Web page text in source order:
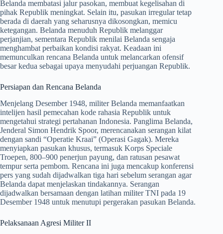
Belanda membatasi jalur pasokan, membuat kegelisahan di
pihak Republik meningkat. Selain itu, pasukan irregular tetap
berada di daerah yang seharusnya dikosongkan, memicu
ketegangan. Belanda menuduh Republik melanggar
perjanjian, sementara Republik menilai Belanda sengaja
menghambat perbaikan kondisi rakyat. Keadaan ini
memunculkan rencana Belanda untuk melancarkan ofensif
besar kedua sebagai upaya menyudahi perjuangan Republik.
Persiapan dan Rencana Belanda
Menjelang Desember 1948, militer Belanda memanfaatkan
intelijen hasil pemecahan kode rahasia Republik untuk
mengetahui strategi pertahanan Indonesia. Panglima Belanda,
Jenderal Simon Hendrik Spoor, merencanakan serangan kilat
dengan sandi “Operatie Kraai” (Operasi Gagak). Mereka
menyiapkan pasukan khusus, termasuk Korps Speciale
Troepen, 800–900 penerjun payung, dan ratusan pesawat
tempur serta pembom. Rencana ini juga mencakup konferensi
pers yang sudah dijadwalkan tiga hari sebelum serangan agar
Belanda dapat menjelaskan tindakannya. Serangan
dijadwalkan bersamaan dengan latihan militer TNI pada 19
Desember 1948 untuk menutupi pergerakan pasukan Belanda.
Pelaksanaan Agresi Militer II